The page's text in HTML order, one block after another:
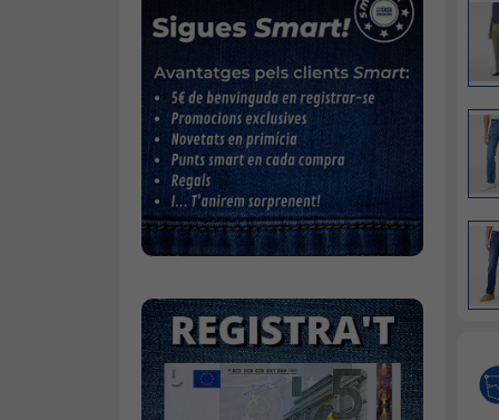
Faldilles
Jerseis
Jaquetes
Accessoris
Cinturons
Bufandes i mocadors
Calçat
Mitjons
Pana dona
Roba interior